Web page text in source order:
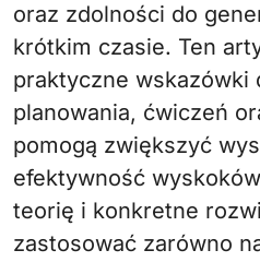
oraz zdolności do
krótkim czasie. Ten
praktyczne wskazówki
planowania, ćwiczeń
pomogą zwiększyć
efektywność
teorię i konkretne
zastosować zarówno